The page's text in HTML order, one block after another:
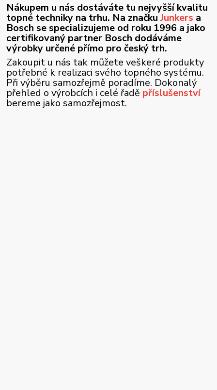
Nákupem u nás dostáváte tu nejvyšší kvalitu
topné techniky na trhu. Na značkuJunkers a
Bosch se specializujeme od roku 1996 a jako
certifikovaný partner Bosch dodáváme
výrobky určené přímo pro český trh.
Zakoupit u nás tak můžete veškeré produkty
potřebné k realizaci svého topného systému.
Při výběru samozřejmě poradíme. Dokonalý
přehled o výrobcích i celé řadě příslušenství
bereme jako samozřejmost.